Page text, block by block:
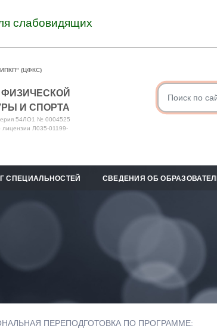
слабовидящих
(ЦФКС)
ФИЗИЧЕСКОЙ
И СПОРТА
54ЛО1 № 0004525
лицензии Л035-01199-
СПЕЦИАЛЬНОСТЕЙ СВЕДЕНИЯ ОБ
ПЕРЕПОДГОТОВКА ПО ПРОГРАММЕ: